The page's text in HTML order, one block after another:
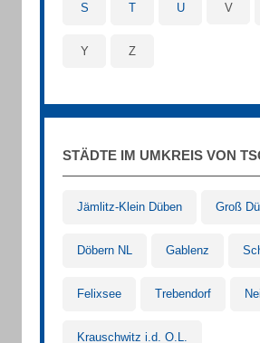
S T U V
Y Z
STÄDTE IM UMKREIS VON
Jämlitz-Klein Düben Groß
Döbern NL Gablenz
Felixsee Trebendorf
Krauschwitz i.d. O.L.